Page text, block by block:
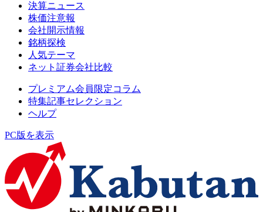
決算ニュース
株価注意報
会社開示情報
銘柄探検
人気テーマ
ネット証券会社比較
プレミアム会員限定コラム
特集記事セレクション
ヘルプ
PC版を表示